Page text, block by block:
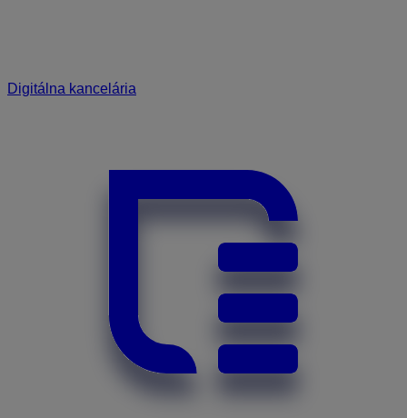
Digitálna kancelária